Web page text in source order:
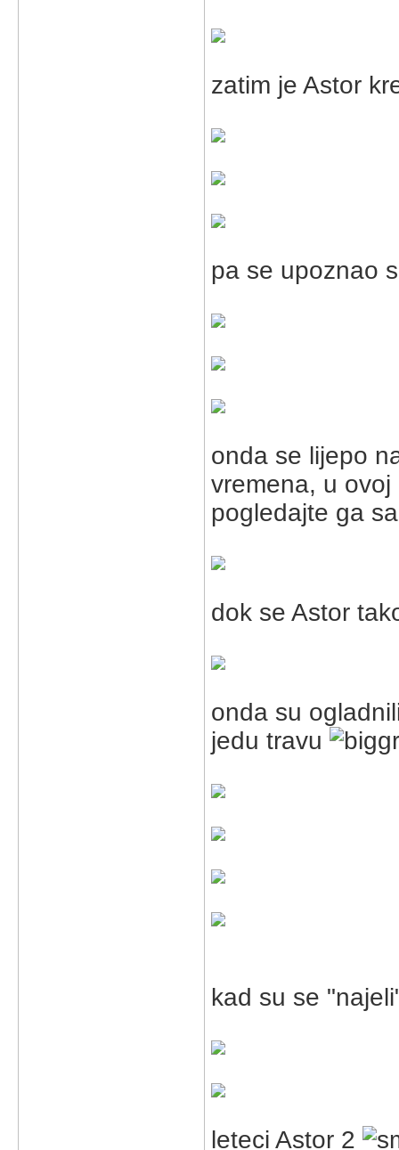
zatim je Astor
pa se upoznao
onda se lijepo
vremena, u ovoj
pogledajte ga
dok se Astor
onda su
jedu travu
kad su se
leteci Astor 2